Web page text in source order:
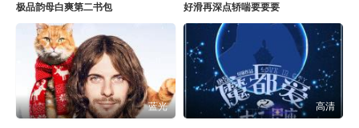
极品韵母白爽第二书包 好滑再深点轿喘要要要
蓝光 高清